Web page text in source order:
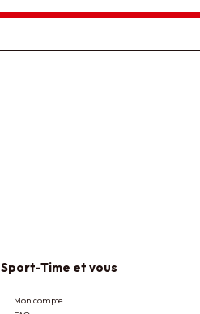
Sport-Time et vous
Mon compte